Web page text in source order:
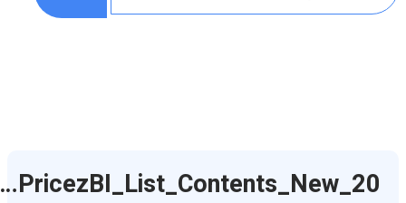
PricezBI_List_Contents_New_20…